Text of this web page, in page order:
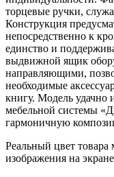
торцевые ручки,
Конструкция
непосредственно к
единство и
выдвижной ящик
направляющими,
необходимые
книгу. Модель удачно
мебельной системы
гармоничную
Реальный цвет товара
изображения на